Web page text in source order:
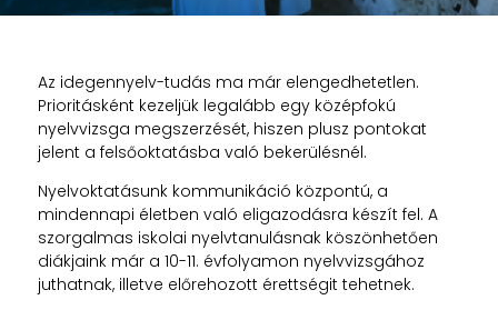
Az idegennyelv-tudás ma már elengedhetetlen.
Prioritásként kezeljük legalább egy középfokú
nyelvvizsga megszerzését, hiszen plusz pontokat
jelent a felsőoktatásba való bekerülésnél.
Nyelvoktatásunk kommunikáció központú, a
mindennapi életben való eligazodásra készít fel. A
szorgalmas iskolai nyelvtanulásnak köszönhetően
diákjaink már a 10-11. évfolyamon nyelvvizsgához
juthatnak, illetve előrehozott érettségit tehetnek.